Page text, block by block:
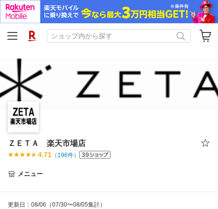
ＺＥＴＡ 楽天市場店
4.71 （ 196件）
メニュー
更新日 ： 08/06 （07/30〜08/05集計）